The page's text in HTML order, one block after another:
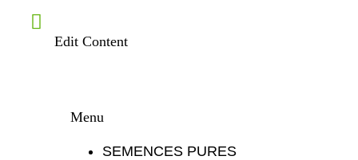
Edit Content
Menu
SEMENCES PURES